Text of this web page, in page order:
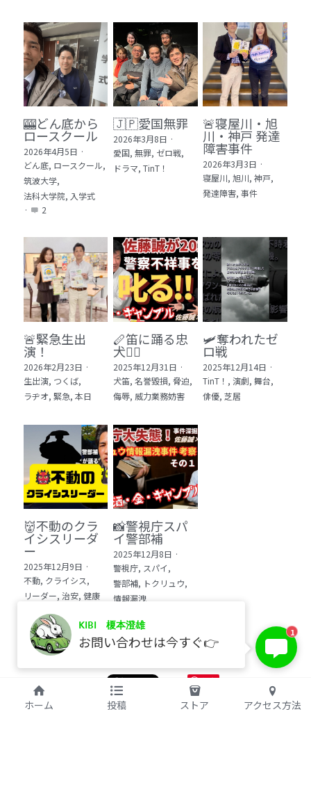
🎰どん底から
ロースクール
2026年4月5日 ·
どん底, ロースクール,
筑波大学,
法科大学院, 入学式
·
2
🇯🇵愛国無罪
2026年3月8日 ·
愛国, 無罪, ゼロ戦,
ドラマ, TinT！
🚨寝屋川・旭
川・神戸 発達
障害事件
2026年3月3日 ·
寝屋川, 旭川, 神戸,
発達障害, 事件
🚨緊急生出
演！
2026年2月23日 ·
生出演, つくば,
ラヂオ, 緊急, 本日
🪈笛に踊る忠
犬🐕‍🦺
2025年12月31日 ·
犬笛, 名誉毀損, 脅迫,
侮辱, 威力業務妨害
🛩️奪われたゼ
ロ戦
2025年12月14日 ·
TinT！, 演劇, 舞台,
俳優, 芝居
👹不動のクラ
イシスリーダ
ー
2025年12月9日 ·
不動, クライシス,
リーダー, 治安, 健康
📸警視庁スパ
イ警部補
2025年12月8日 ·
警視庁, スパイ,
警部補, トクリュウ,
情報漏洩
保存
©2017 kibi inc.（株式会社 kibi）
ホーム 投稿 ストア アクセス方法
KIBI 榎本澄雄
お問い合わせは今すぐ👉
1